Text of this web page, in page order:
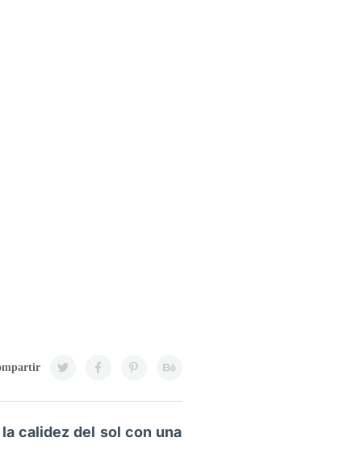
calidez del sol con una